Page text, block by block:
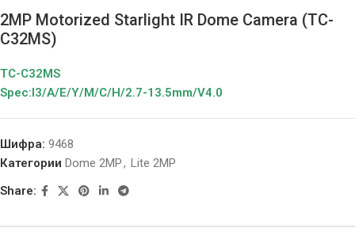
2MP Motorized Starlight IR Dome Camera (TC-
C32MS)
TC-C32MS
Spec:I3/A/E/Y/M/C/H/2.7-13.5mm/V4.0
Шифра: 9468
Категории Dome 2MP, Lite 2MP
Share: